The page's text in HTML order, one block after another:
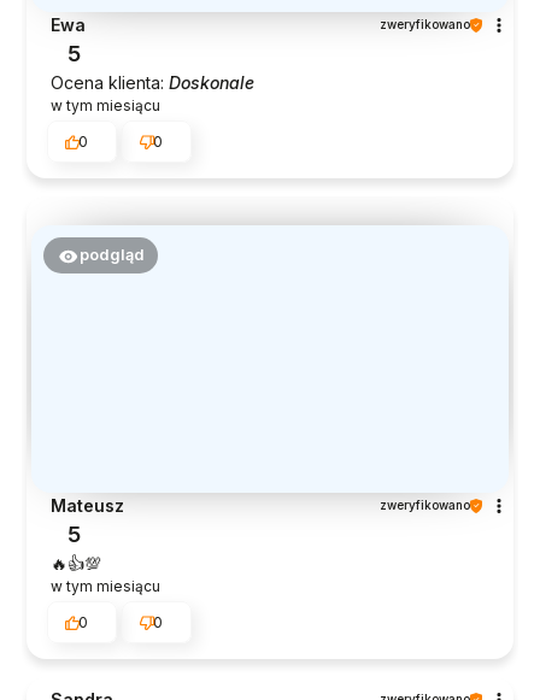
Ewa zweryfikowano
5
Ocena klienta: Doskonale
w tym miesiącu
0
0
podgląd
Mateusz zweryfikowano
5
🔥👍️💯
w tym miesiącu
0
0